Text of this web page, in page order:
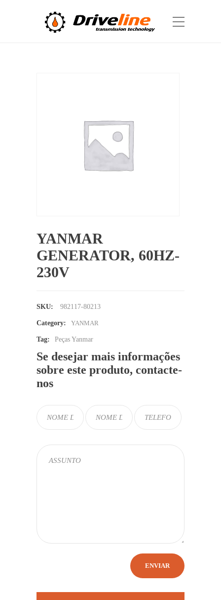
YANMAR
GENERATOR, 60HZ-
230V
SKU: 982117-80213
Category: YANMAR
Tag: Peças Yanmar
Se desejar mais informações
sobre este produto, contacte-
nos